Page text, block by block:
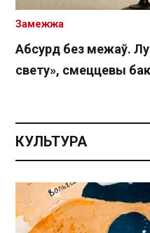
Абсурд без межаў.
свету», смеццевы
Замежжа
КУЛЬТУРА